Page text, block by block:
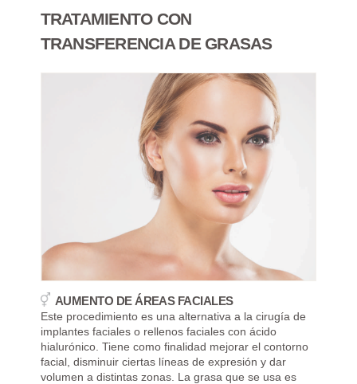
TRATAMIENTO CON
TRANSFERENCIA DE GRASAS
AUMENTO DE ÁREAS FACIALES
Este procedimiento es una alternativa a la cirugía de
implantes faciales o rellenos faciales con ácido
hialurónico. Tiene como finalidad mejorar el contorno
facial, disminuir ciertas líneas de expresión y dar
volumen a distintas zonas. La grasa que se usa es